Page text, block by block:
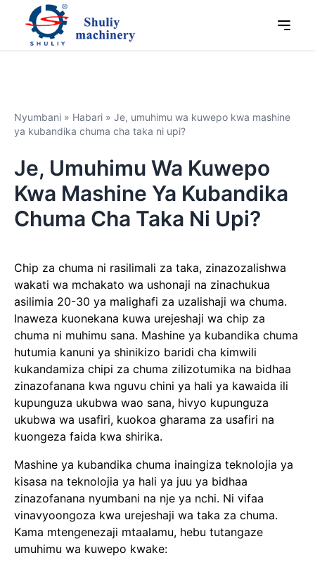
Nyumbani » Habari » Je, umuhimu wa kuwepo kwa mashine
ya kubandika chuma cha taka ni upi?
Je, Umuhimu Wa Kuwepo
Kwa Mashine Ya Kubandika
Chuma Cha Taka Ni Upi?
Chip za chuma ni rasilimali za taka, zinazozalishwa
wakati wa mchakato wa ushonaji na zinachukua
asilimia 20-30 ya malighafi za uzalishaji wa chuma.
Inaweza kuonekana kuwa urejeshaji wa chip za
chuma ni muhimu sana. Mashine ya kubandika chuma
hutumia kanuni ya shinikizo baridi cha kimwili
kukandamiza chipi za chuma zilizotumika na bidhaa
zinazofanana kwa nguvu chini ya hali ya kawaida ili
kupunguza ukubwa wao sana, hivyo kupunguza
ukubwa wa usafiri, kuokoa gharama za usafiri na
kuongeza faida kwa shirika.
Mashine ya kubandika chuma inaingiza teknolojia ya
kisasa na teknolojia ya hali ya juu ya bidhaa
zinazofanana nyumbani na nje ya nchi. Ni vifaa
vinavyoongoza kwa urejeshaji wa taka za chuma.
Kama mtengenezaji mtaalamu, hebu tutangaze
umuhimu wa kuwepo kwake: